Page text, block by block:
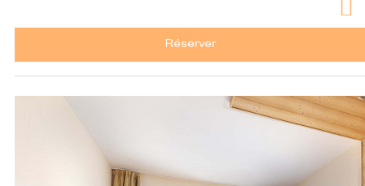
Réserver